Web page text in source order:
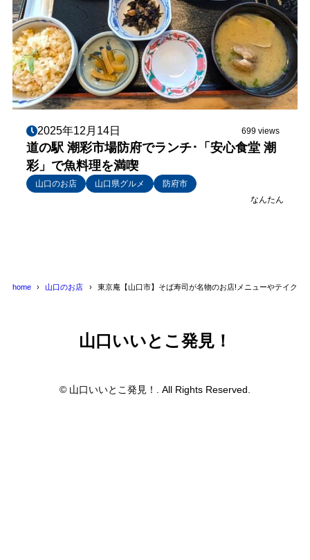
2025年12月14日 699 views
道の駅 潮彩市場防府でランチ･「安心食堂 潮
彩」で魚料理を満喫
山口のお店 山口県グルメ
防府市
なんたん
home 山口のお店 東京庵【山口市】そば寿司が名物のお店!メニューやテイクア
山口いいとこ発見！
© 山口いいとこ発見！. All Rights Reserved.